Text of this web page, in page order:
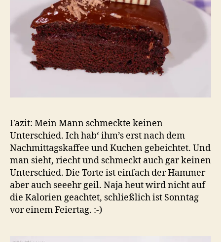
Fazit: Mein Mann schmeckte keinen
Unterschied. Ich hab‘ ihm’s erst nach dem
Nachmittagskaffee und Kuchen gebeichtet. Und
man sieht, riecht und schmeckt auch gar keinen
Unterschied. Die Torte ist einfach der Hammer
aber auch seeehr geil. Naja heut wird nicht auf
die Kalorien geachtet, schließlich ist Sonntag
vor einem Feiertag. :-)